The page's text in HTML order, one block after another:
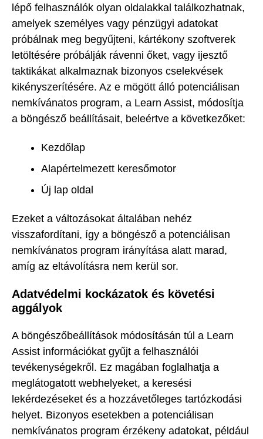
lépő felhasználók olyan oldalakkal találkozhatnak,
amelyek személyes vagy pénzügyi adatokat
próbálnak meg begyűjteni, kártékony szoftverek
letöltésére próbálják rávenni őket, vagy ijesztő
taktikákat alkalmaznak bizonyos cselekvések
kikényszerítésére. Az e mögött álló potenciálisan
nemkívánatos program, a Learn Assist, módosítja
a böngésző beállításait, beleértve a következőket:
Kezdőlap
Alapértelmezett keresőmotor
Új lap oldal
Ezeket a változásokat általában nehéz
visszafordítani, így a böngésző a potenciálisan
nemkívánatos program irányítása alatt marad,
amíg az eltávolításra nem kerül sor.
Adatvédelmi kockázatok és követési
aggályok
A böngészőbeállítások módosításán túl a Learn
Assist információkat gyűjt a felhasználói
tevékenységekről. Ez magában foglalhatja a
meglátogatott webhelyeket, a keresési
lekérdezéseket és a hozzávetőleges tartózkodási
helyet. Bizonyos esetekben a potenciálisan
nemkívánatos program érzékeny adatokat, például